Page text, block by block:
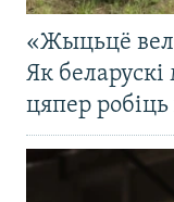
«Жыцьцё
Як беларускі
цяпер